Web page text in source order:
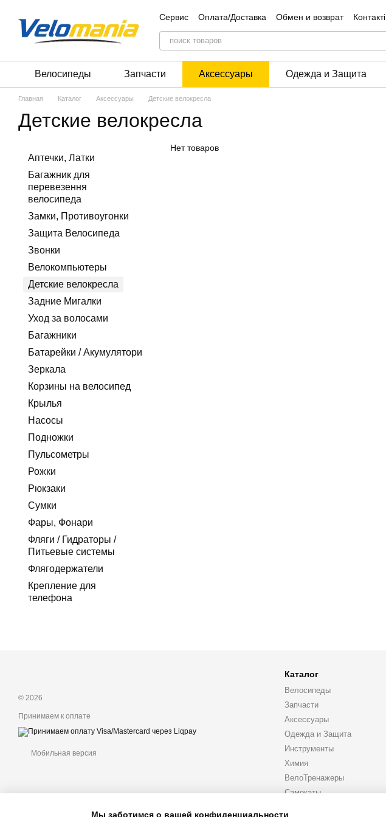
Сервис Оплата/Доставка Обмен и возврат
Контакті
Блог
Дисконт
Велосипеды Запчасти Аксессуары Одежда и Защита
Главная Каталог Аксессуары Детские велокресла
Детские велокресла
Нет товаров
Аптечки, Латки
Багажник для
перевезення
велосипеда
Замки, Противоугонки
Защита Велосипеда
Звонки
Велокомпьютеры
Детские велокресла
Задние Мигалки
Уход за волосами
Багажники
Батарейки / Акумулятори
Зеркала
Корзины на велосипед
Крылья
Насосы
Подножки
Пульсометры
Рожки
Рюкзаки
Сумки
Фары, Фонари
Фляги / Гидраторы /
Питьевые системы
Флягодержатели
Крепление для
телефона
© 2026
Принимаем к оплате
Мобильная версия
Каталог
Велосипеды
Запчасти
Аксессуары
Одежда и Защита
Инструменты
Химия
ВелоТренажеры
Самокаты
Мы заботимся о вашей конфиденциальности